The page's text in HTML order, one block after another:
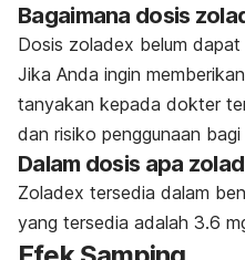
Bagaimana dosis
Dosis zoladex belum
Jika Anda ingin
tanyakan kepada dokter
dan risiko penggunaan bagi
Dalam dosis apa
Zoladex tersedia dalam
yang tersedia adalah 3.6